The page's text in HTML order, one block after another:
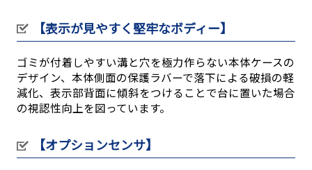
【表示が見やすく堅牢なボディー】
ゴミが付着しやすい溝と穴を極力作らない本体ケースの
デザイン、本体側面の保護ラバーで落下による破損の軽
減化、表示部背面に傾斜をつけることで台に置いた場合
の視認性向上を図っています。
【オプションセンサ】